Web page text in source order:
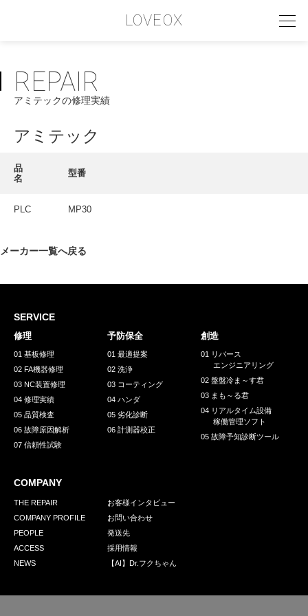
LOVEOX
PHILOSOPHY
フィロソフィー
COMPANY PROFILE
サービス内容
INTERVIEW
RECRUIT
採用情報
GREEN CHALLENGE
お問い合わせ
REPAIR
アミテックの修理実績
アミテック
品
名
型番
PLC MP30
メーカー一覧へ戻る
SERVICE
修理
01 基板修理
02 FA機器修理
03 NC装置修理
04 修理実績
05 品質検査
06 故障原因解析
07 信頼性試験
予防保全
01 最適提案
02 洗浄
03 コーティング
04 ハンダ
05 劣化診断
06 計測器校正
創造
01 リバース
エンジニアリング
02 盤盤冷ま～す君
03 まも～る君
04 リアルタイム設備
稼働管理ソフト
05 故障予知診断ツール
COMPANY
THE REPAIR
COMPANY PROFILE
PEOPLE
ACCESS
NEWS
お客様インタビュー
お問い合わせ
発送先
採用情報
【AI】Dr.フクちゃん